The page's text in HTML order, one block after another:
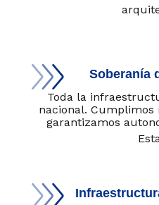
Soberanía
Toda la
nacional.
garantizamos